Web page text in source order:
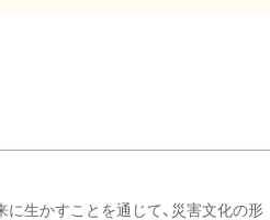
に生かすことを通じて、災害文化の形